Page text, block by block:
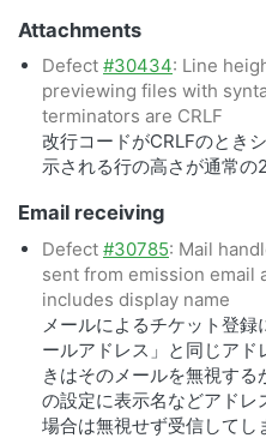
Attachments
Defect #30434: Line
previewing files with
terminators are CRLF
改行コードがCRLFのとき
示される行の高さが通常
Email receiving
Defect #30785: Mail
sent from emission email
includes display name
メールによるチケット登
ールアドレス」と同じアド
きはそのメールを無視する
の設定に表示名などアドレ
場合は無視せず受信してし